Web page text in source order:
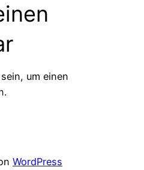
um einen
WordPress